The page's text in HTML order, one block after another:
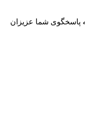
پاسخگوی شما عزیزان